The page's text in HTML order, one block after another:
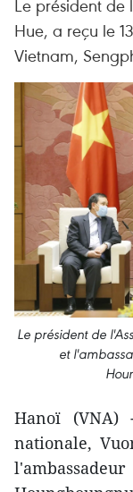
Le président de
Hue, a reçu le
Vietnam,
Le président de
et
Hanoï (VNA)
nationale,